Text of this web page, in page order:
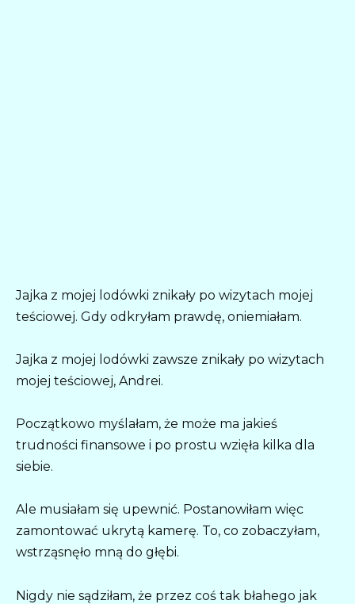
Jajka z mojej lodówki znikały po wizytach mojej
teściowej. Gdy odkryłam prawdę, oniemiałam.
Jajka z mojej lodówki zawsze znikały po wizytach
mojej teściowej, Andrei.
Początkowo myślałam, że może ma jakieś
trudności finansowe i po prostu wzięła kilka dla
siebie.
Ale musiałam się upewnić. Postanowiłam więc
zamontować ukrytą kamerę. To, co zobaczyłam,
wstrząsnęło mną do głębi.
Nigdy nie sądziłam, że przez coś tak błahego jak